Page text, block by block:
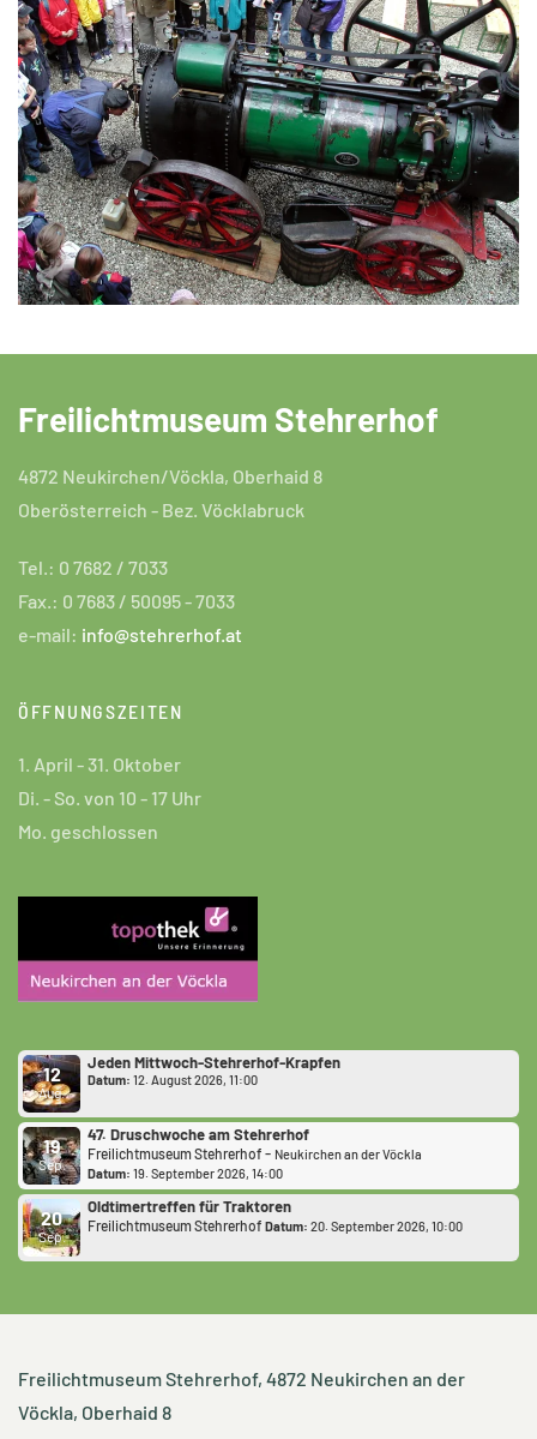
Freilichtmuseum Stehrerhof
4872 Neukirchen/Vöckla, Oberhaid 8
Oberösterreich - Bez. Vöcklabruck
Tel.: 0 7682 / 7033
Fax.: 0 7683 / 50095 - 7033
e-mail: info@stehrerhof.at
ÖFFNUNGSZEITEN
1. April - 31. Oktober
Di. - So. von 10 - 17 Uhr
Mo. geschlossen
12
Aug.
Jeden Mittwoch-Stehrerhof-Krapfen
Datum: 12. August 2026, 11:00
19
Sep.
47. Druschwoche am Stehrerhof
Freilichtmuseum Stehrerhof - Neukirchen an der Vöckla
Datum: 19. September 2026, 14:00
20
Sep.
Oldtimertreffen für Traktoren
Freilichtmuseum Stehrerhof Datum: 20. September 2026, 10:00
Freilichtmuseum Stehrerhof, 4872 Neukirchen an der
Vöckla, Oberhaid 8